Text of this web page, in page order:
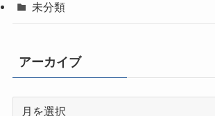
未分類
アーカイブ